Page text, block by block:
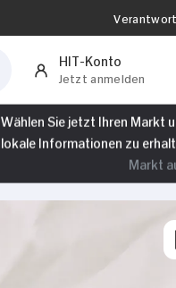
HIT-Konto
Jetzt anmelden
Wählen Sie jetzt Ihren Markt
lokale Informationen zu
Markt